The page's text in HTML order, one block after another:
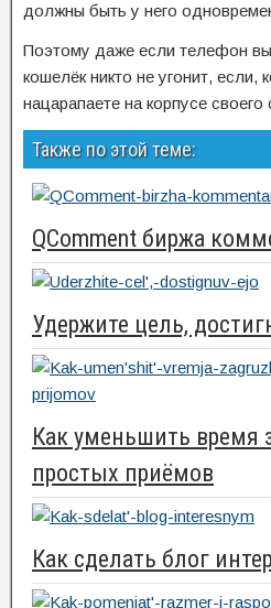
должны быть у него
Поэтому даже если телефон
кошелёк никто не угонит, если,
нацарапаете на корпусе
Также по этой теме:
QComment биржа
Удержите цель,
Как уменьшить время
простых приёмов
Как сделать блог